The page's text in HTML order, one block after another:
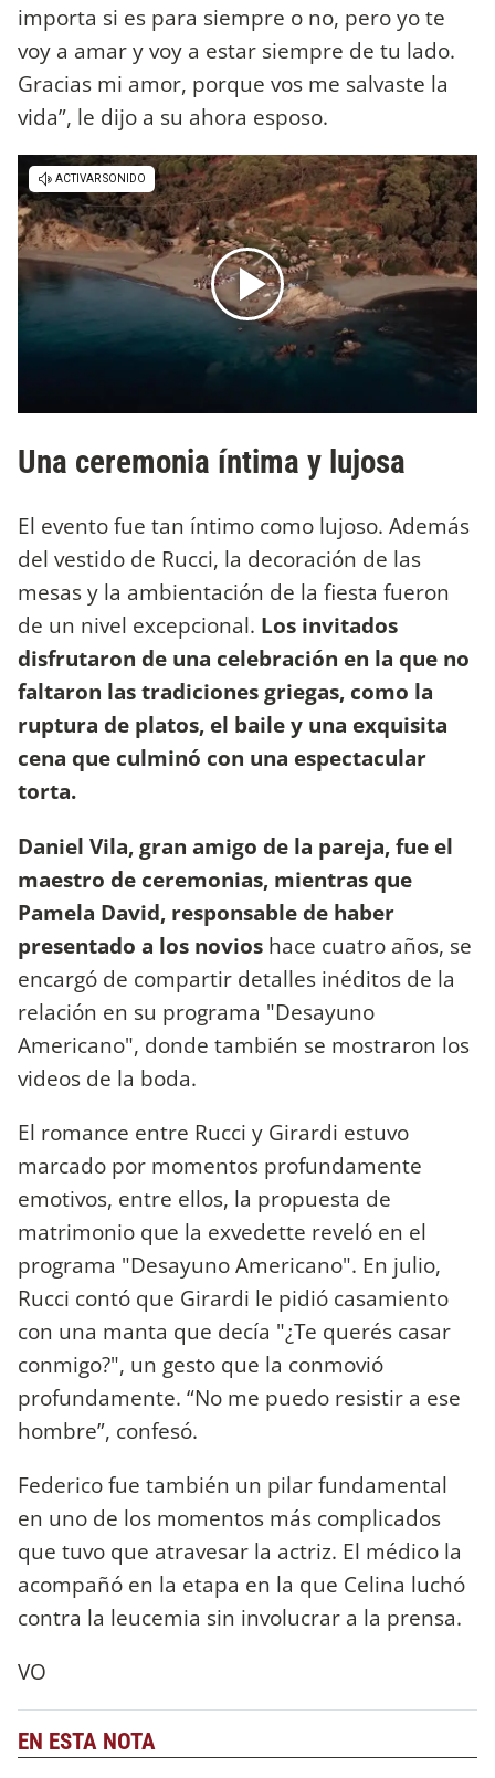
importa si es para siempre o no, pero yo te
voy a amar y voy a estar siempre de tu lado.
Gracias mi amor, porque vos me salvaste la
vida”, le dijo a su ahora esposo.
Una ceremonia íntima y lujosa
El evento fue tan íntimo como lujoso. Además
del vestido de Rucci, la decoración de las
mesas y la ambientación de la fiesta fueron
de un nivel excepcional. Los invitados
disfrutaron de una celebración en la que no
faltaron las tradiciones griegas, como la
ruptura de platos, el baile y una exquisita
cena que culminó con una espectacular
torta.
Daniel Vila, gran amigo de la pareja, fue el
maestro de ceremonias, mientras que
Pamela David, responsable de haber
presentado a los novios hace cuatro años, se
encargó de compartir detalles inéditos de la
relación en su programa "Desayuno
Americano", donde también se mostraron los
videos de la boda.
El romance entre Rucci y Girardi estuvo
marcado por momentos profundamente
emotivos, entre ellos, la propuesta de
matrimonio que la exvedette reveló en el
programa "Desayuno Americano". En julio,
Rucci contó que Girardi le pidió casamiento
con una manta que decía "¿Te querés casar
conmigo?", un gesto que la conmovió
profundamente. “No me puedo resistir a ese
hombre”, confesó.
Federico fue también un pilar fundamental
en uno de los momentos más complicados
que tuvo que atravesar la actriz. El médico la
acompañó en la etapa en la que Celina luchó
contra la leucemia sin involucrar a la prensa.
VO
EN ESTA NOTA